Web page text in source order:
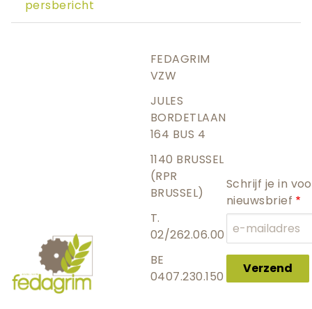
persbericht
FEDAGRIM
VZW
JULES
BORDETLAAN
164 BUS 4
1140 BRUSSEL
(RPR
BRUSSEL)
T.
02/262.06.00
BE
0407.230.150
Schrijf je in
nieuwsbrief
Verzend